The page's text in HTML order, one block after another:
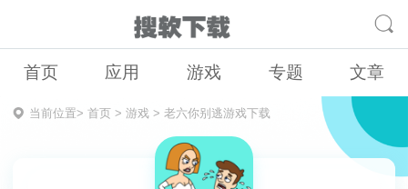
首页 应用 游戏 专题 文章
当前位置> 首页> 游戏> 老六你别逃游戏下载